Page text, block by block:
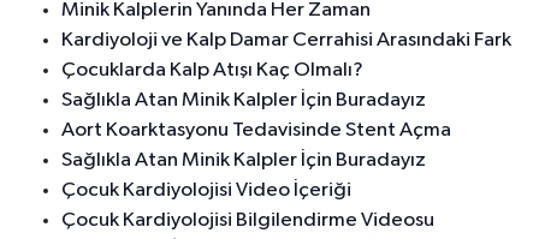
Minik Kalplerin Yanında Her Zaman
Kardiyoloji ve Kalp Damar Cerrahisi Arasındaki Fark
Çocuklarda Kalp Atışı Kaç Olmalı?
Sağlıkla Atan Minik Kalpler İçin Buradayız
Aort Koarktasyonu Tedavisinde Stent Açma
Sağlıkla Atan Minik Kalpler İçin Buradayız
Çocuk Kardiyolojisi Video İçeriği
Çocuk Kardiyolojisi Bilgilendirme Videosu